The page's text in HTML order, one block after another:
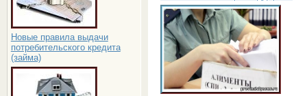
Новые правила выдачи
потребительского кредита
(займа)